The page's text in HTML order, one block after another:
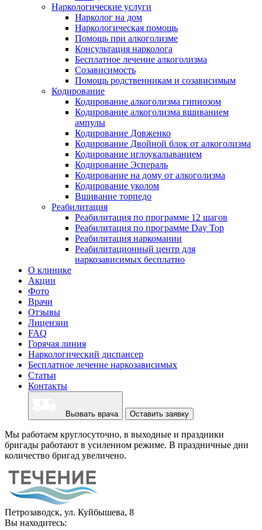
Наркологические услуги
Нарколог на дом
Наркологическая помощь
Помощь при алкоголизме
Консультация нарколога
Бесплатное лечение алкоголизма
Созависимость
Помощь родственникам и созависимым
Кодирование
Кодирование алкоголизма гипнозом
Кодирование алкоголизма вшиванием
ампулы
Кодирование Довженко
Кодирование Двойной блок от алкоголизма
Кодирование иглоукалыванием
Кодирование Эспераль
Кодирование на дому от алкоголизма
Кодирование уколом
Вшивание торпедо
Реабилитация
Реабилитация по программе 12 шагов
Реабилитация по программе Day Top
Реабилитация наркомании
Реабилитационный центр для
наркозависимых бесплатно
О клинике
Акции
Фото
Врачи
Отзывы
Лицензии
FAQ
Горячая линия
Наркологический диспансер
Бесплатное лечение наркозависимых
Статьи
Контакты
Вызвать врача Оставить заявку
Мы работаем круглосуточно, в выходные и праздники
бригады работают в усиленном режиме. В праздничные дни
количество бригад увеличено.
Петрозаводск, ул. Куйбышева, 8
Вы находитесь: